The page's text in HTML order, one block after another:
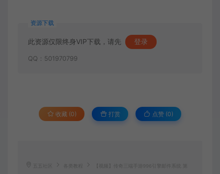
资源下载
此资源仅限终身VIP下载，请先 登录
QQ：501970799
收藏 (0) 打赏 点赞 (0)
五五社区 各类教程 【视频】传奇三端手游996引擎邮件系统 第